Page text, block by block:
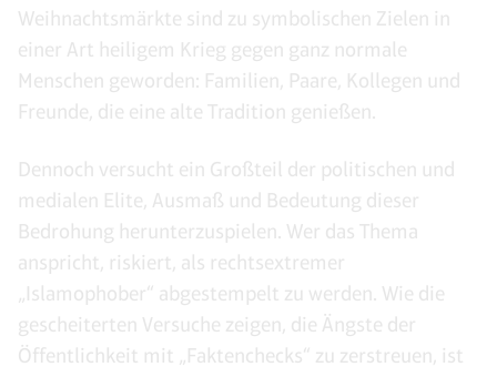
Weihnachtsmärkte sind zu symbolischen Zielen in
einer Art heiligem Krieg gegen ganz normale
Menschen geworden: Familien, Paare, Kollegen und
Freunde, die eine alte Tradition genießen.
Dennoch versucht ein Großteil der politischen und
medialen Elite, Ausmaß und Bedeutung dieser
Bedrohung herunterzuspielen. Wer das Thema
anspricht, riskiert, als rechtsextremer
„Islamophober“ abgestempelt zu werden. Wie die
gescheiterten Versuche zeigen, die Ängste der
Öffentlichkeit mit „Faktenchecks“ zu zerstreuen, ist